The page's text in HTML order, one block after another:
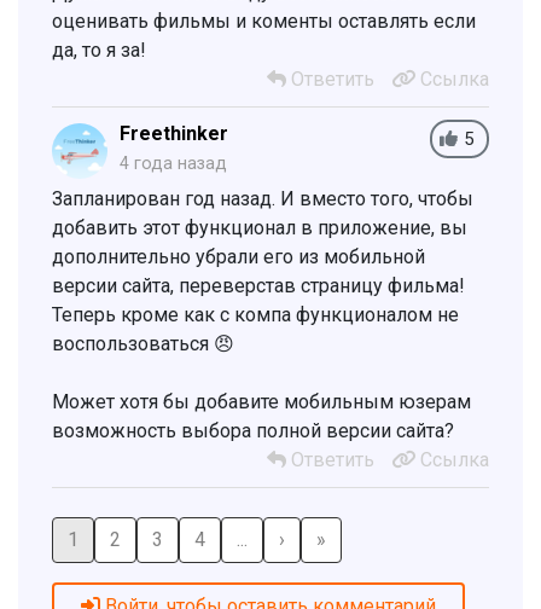
оценивать фильмы и коменты оставлять если
да, то я за!
Ответить
Ссылка
5
Freethinker
4 года назад
Запланирован год назад. И вместо того, чтобы
добавить этот функционал в приложение, вы
дополнительно убрали его из мобильной
версии сайта, переверстав страницу фильма!
Теперь кроме как с компа функционалом не
воспользоваться 😠
Может хотя бы добавите мобильным юзерам
возможность выбора полной версии сайта?
Ответить
Ссылка
1 2 3 4 ... › »